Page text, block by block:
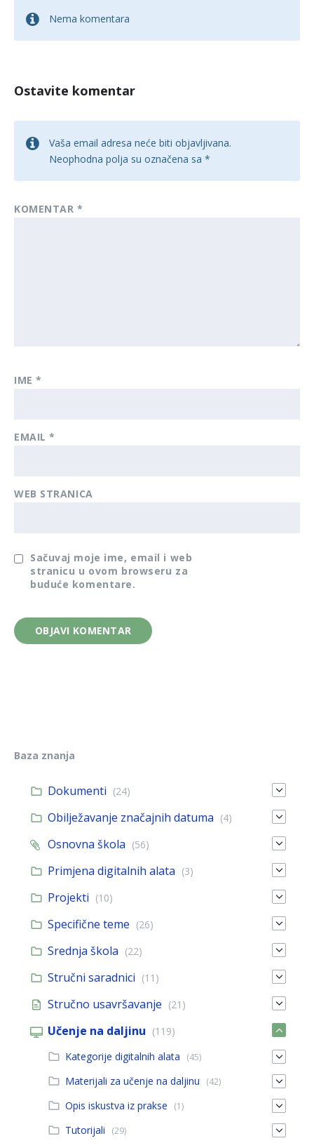
Nema komentara
Ostavite komentar
Vaša email adresa neće biti objavljivana.
Neophodna polja su označena sa *
KOMENTAR*
IME*
EMAIL*
WEB STRANICA
Sačuvaj moje ime, email i web
stranicu u ovom browseru za
buduće komentare.
Baza znanja
Dokumenti (24)
Obilježavanje značajnih datuma (4)
Osnovna škola (56)
Primjena digitalnih alata (3)
Projekti (10)
Specifične teme (26)
Srednja škola (22)
Stručni saradnici (11)
Stručno usavršavanje (21)
Učenje na daljinu (119)
Kategorije digitalnih alata
(45)
Materijali za učenje na daljinu (42)
Opis iskustva iz prakse (1)
Tutorijali (29)